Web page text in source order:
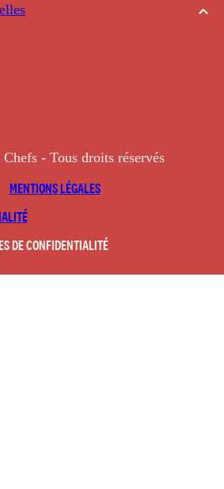
- Tous droits réservés
MENTIONS LÉGALES
DE CONFIDENTIALITÉ